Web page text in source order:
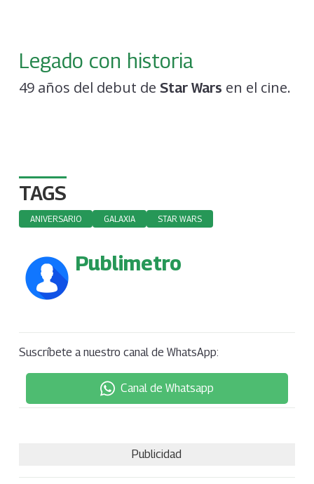
Legado con historia
49 años del debut de Star Wars en el cine.
TAGS
ANIVERSARIO GALAXIA STAR WARS
Publimetro
Suscríbete a nuestro canal de WhatsApp:
Canal de Whatsapp
Publicidad